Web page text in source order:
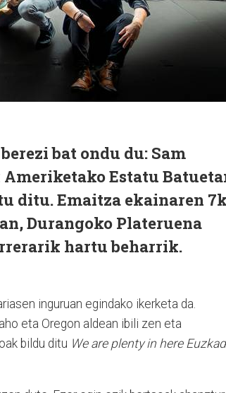
bat ondu du: Sam
Estatu
ditu. Emaitza ekainaren
Durangoko Plateruena
hartu beharrik.
inguruan egindako ikerketa da.
eta Oregon aldean ibili zen eta
bildu ditu We are plenty in here